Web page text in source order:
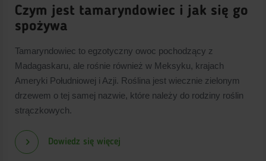
Czym jest tamaryndowiec i jak się go
spożywa
Tamaryndowiec to egzotyczny owoc pochodzący z
Madagaskaru, ale rośnie również w Meksyku, krajach
Ameryki Południowej i Azji. Roślina jest wiecznie zielonym
drzewem o tej samej nazwie, które należy do rodziny roślin
strączkowych.
Dowiedz się więcej